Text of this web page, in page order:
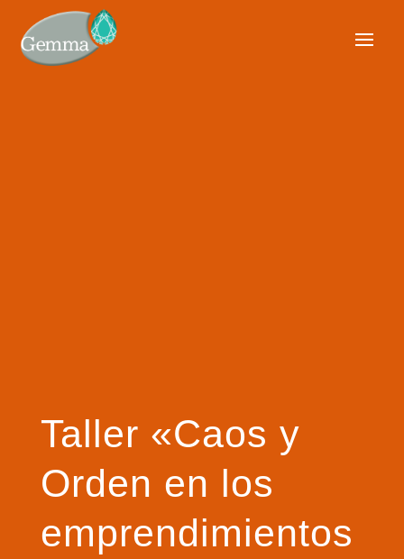
Taller «Caos y
Orden en los
emprendimientos